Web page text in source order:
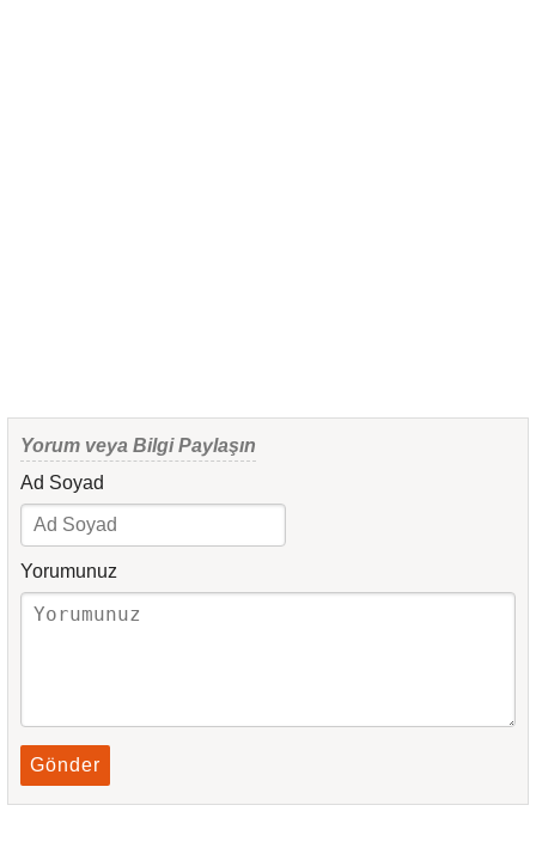
Yorum veya Bilgi Paylaşın
Ad Soyad
Yorumunuz
Gönder